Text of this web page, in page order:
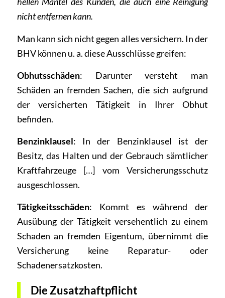
nicht entfernen kann.
Man kann sich nicht gegen alles versichern. In der
BHV können u. a. diese Ausschlüsse greifen:
Obhutsschäden: Darunter versteht man
Schäden an fremden Sachen, die sich aufgrund
der versicherten Tätigkeit in Ihrer Obhut
befinden.
Benzinklausel: In der Benzinklausel ist der
Besitz, das Halten und der Gebrauch sämtlicher
Kraftfahrzeuge […] vom Versicherungsschutz
ausgeschlossen.
Tätigkeitsschäden: Kommt es während der
Ausübung der Tätigkeit versehentlich zu einem
Schaden an fremden Eigentum, übernimmt die
Versicherung keine Reparatur- oder
Schadenersatzkosten.
Die Zusatzhaftpflicht